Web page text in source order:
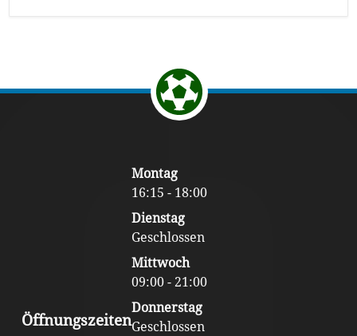
Return to the top of the page.
Öffnungszeiten
Montag
16:15 - 18:00
Dienstag
Geschlossen
Mittwoch
09:00 - 21:00
Donnerstag
Geschlossen